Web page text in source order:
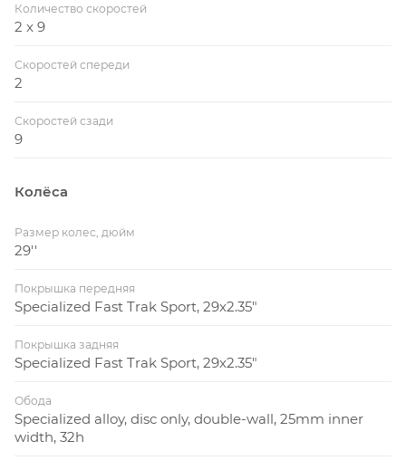
Количество скоростей
2 x 9
Скоростей спереди
2
Скоростей сзади
9
Колёса
Размер колес, дюйм
29''
Покрышка передняя
Specialized Fast Trak Sport, 29x2.35"
Покрышка задняя
Specialized Fast Trak Sport, 29x2.35"
Обода
Specialized alloy, disc only, double-wall, 25mm inner
width, 32h